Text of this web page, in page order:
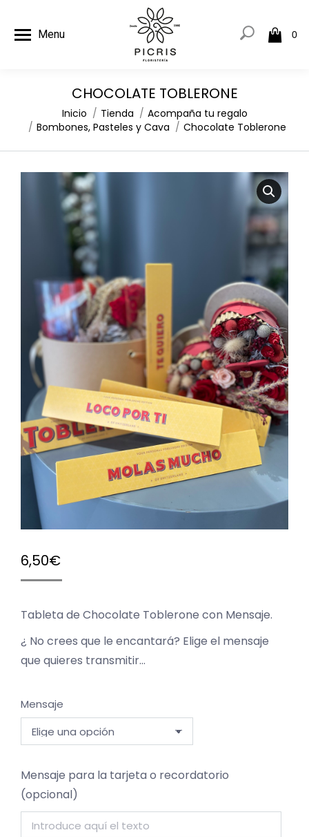
Menu 0
CHOCOLATE TOBLERONE
Estás aquí:
Inicio Tienda
Acompaña tu regalo
Bombones, Pasteles y Cava
Chocolate Toblerone
6,50€
Tableta de Chocolate Toblerone con Mensaje.
¿ No crees que le encantará? Elige el mensaje
que quieres transmitir…
Mensaje
Mensaje para la tarjeta o recordatorio
(opcional)